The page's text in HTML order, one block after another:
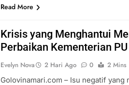
Read More
Krisis yang Menghantui
Perbaikan Kementerian PU
Evelyn Nova 2 Hari Ago 0
2 Mins
Golovinamari.com – Isu negatif